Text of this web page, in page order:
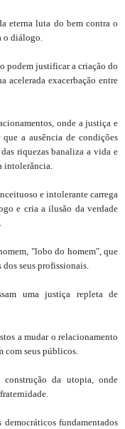
eterna luta do bem contra o
o diálogo.
podem justificar a criação do
acelerada exacerbação entre
onde a justiça e
que a ausência de condições
riquezas banaliza a vida e
intolerância.
e intolerante carrega
e cria a ilusão da verdade
"lobo do homem", que
dos seus profissionais.
uma justiça repleta de
a mudar o relacionamento
com seus públicos.
da utopia, onde
fundamentados